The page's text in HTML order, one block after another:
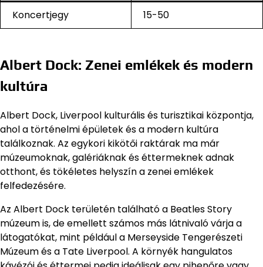
Koncertjegy 15-50
Albert Dock: Zenei emlékek és modern
kultúra
Albert Dock, Liverpool kulturális és turisztikai központja,
ahol a történelmi épületek és a modern kultúra
találkoznak. Az egykori kikötői raktárak ma már
múzeumoknak, galériáknak és éttermeknek adnak
otthont, és tökéletes helyszín a zenei emlékek
felfedezésére.
Az Albert Dock területén található a Beatles Story
múzeum is, de emellett számos más látnivaló várja a
látogatókat, mint például a Merseyside Tengerészeti
Múzeum és a Tate Liverpool. A környék hangulatos